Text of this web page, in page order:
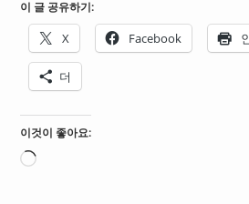
이 글 공유하기:
X Facebook
더
이것이 좋아요:
로